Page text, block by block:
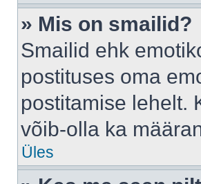
» Mis on smailid?
Smailid ehk
postituses oma
postitamise lehelt.
võib-olla ka
Üles